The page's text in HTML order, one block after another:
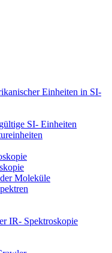
Einheiten in SI-
SI- Einheiten
Moleküle
IR- Spektroskopie